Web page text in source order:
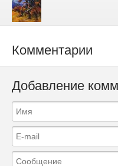
Комментарии
Добавление